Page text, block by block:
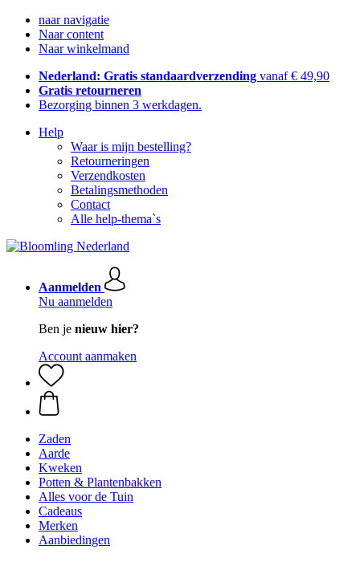
naar navigatie
Naar content
Naar winkelmand
Nederland: Gratis standaardverzending vanaf € 49,90
Gratis retourneren
Bezorging binnen 3 werkdagen.
Help
Waar is mijn bestelling?
Retourneringen
Verzendkosten
Betalingsmethoden
Contact
Alle help-thema`s
Aanmelden
Nu aanmelden
Ben je nieuw hier?
Account aanmaken
Zaden
Aarde
Kweken
Potten & Plantenbakken
Alles voor de Tuin
Cadeaus
Merken
Aanbiedingen